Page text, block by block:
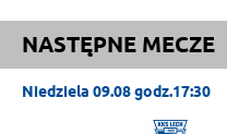
NASTĘPNE MECZE
Niedziela 09.08 godz.17:30